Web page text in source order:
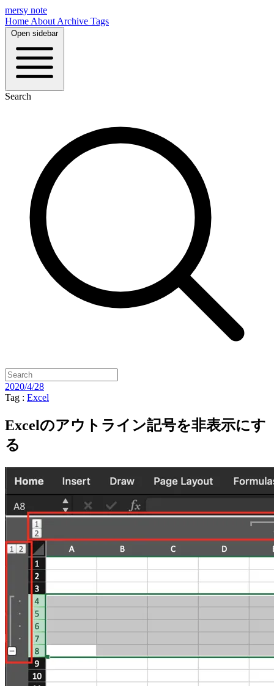
mersy note
Home About Archive Tags
Open sidebar
Search
2020/4/28
Tag : Excel
Excelのアウトライン記号を非表示にす
る